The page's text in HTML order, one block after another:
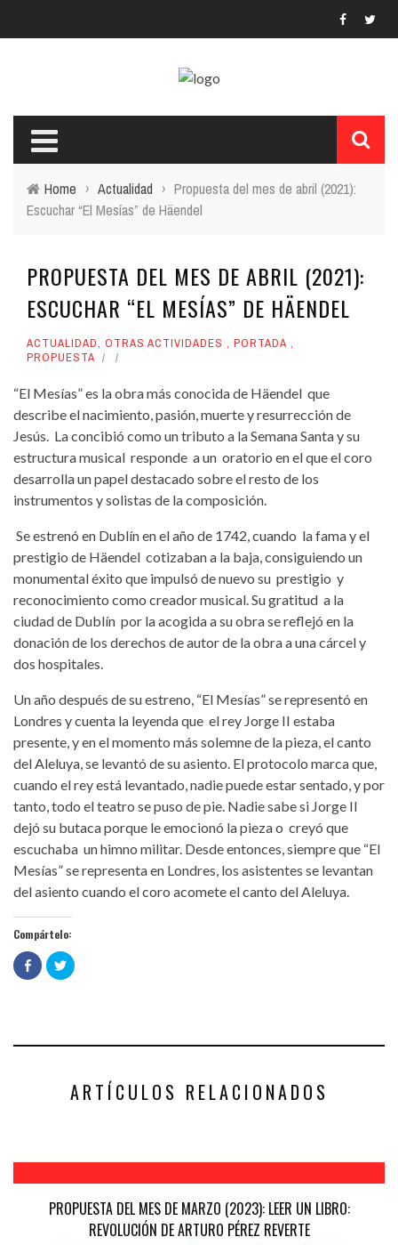
Home › Actualidad › Propuesta del mes de abril (2021):
Escuchar “El Mesías” de Häendel
PROPUESTA DEL MES DE ABRIL (2021):
ESCUCHAR “EL MESÍAS” DE HÄENDEL
ACTUALIDAD, OTRAS ACTIVIDADES , PORTADA ,
PROPUESTA
“El Mesías” es la obra más conocida de Häendel que
describe el nacimiento, pasión, muerte y resurrección de
Jesús. La concibió como un tributo a la Semana Santa y su
estructura musical responde a un oratorio en el que el coro
desarrolla un papel destacado sobre el resto de los
instrumentos y solistas de la composición.
Se estrenó en Dublín en el año de 1742, cuando la fama y el
prestigio de Häendel cotizaban a la baja, consiguiendo un
monumental éxito que impulsó de nuevo su prestigio y
reconocimiento como creador musical. Su gratitud a la
ciudad de Dublín por la acogida a su obra se reflejó en la
donación de los derechos de autor de la obra a una cárcel y
dos hospitales.
Un año después de su estreno, “El Mesías” se representó en
Londres y cuenta la leyenda que el rey Jorge II estaba
presente, y en el momento más solemne de la pieza, el canto
del Aleluya, se levantó de su asiento. El protocolo marca que,
cuando el rey está levantado, nadie puede estar sentado, y por
tanto, todo el teatro se puso de pie. Nadie sabe si Jorge II
dejó su butaca porque le emocionó la pieza o creyó que
escuchaba un himno militar. Desde entonces, siempre que “El
Mesías” se representa en Londres, los asistentes se levantan
del asiento cuando el coro acomete el canto del Aleluya.
Compártelo:
Haz
clic
para
en
Haz
clic
en
ARTÍCULOS RELACIONADOS
PROPUESTA DEL MES DE MARZO (2023): LEER UN LIBRO:
REVOLUCIÓN DE ARTURO PÉREZ REVERTE